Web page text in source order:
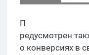
П
редусмотрен
о конверсиях в